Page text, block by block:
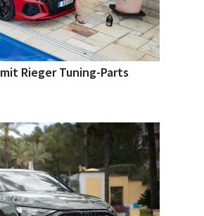
Rieger Tuning-Parts